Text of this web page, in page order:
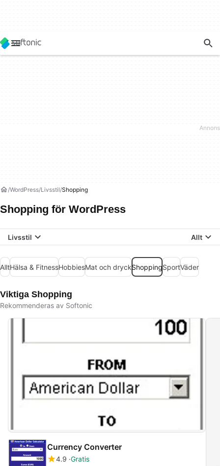
WordPress Livsstil Shopping
Shopping för WordPress
Livsstil Allt
AlltHälsa & FitnessHobbiesMat och dryckShoppingSportVäder
Viktiga Shopping
Rekommenderas av Softonic
Currency Converter
4.9 Gratis